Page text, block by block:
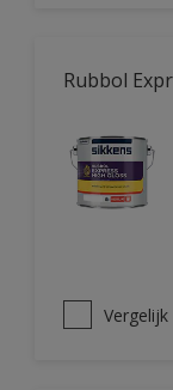
Rubbol
Vergelijk